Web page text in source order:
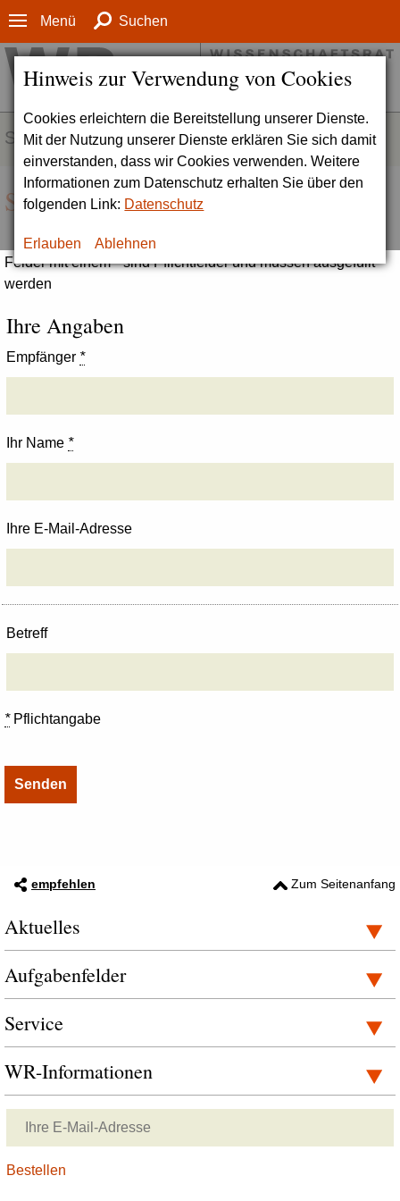
Hinweis zur Verwendung von Cookies
Cookies erleichtern die Bereitstellung unserer Dienste.
Mit der Nutzung unserer Dienste erklären Sie sich damit
einverstanden, dass wir Cookies verwenden. Weitere
Informationen zum Datenschutz erhalten Sie über den
folgenden Link: Datenschutz
Erlauben Ablehnen
Menü Suchen
SERVICE
Seite empfehlen
Felder mit einem * sind Pflichtfelder und müssen ausgefüllt
werden
Ihre Angaben
Empfänger *
Ihr Name *
Ihre E-Mail-Adresse
Betreff
*Pflichtangabe
empfehlen Zum Seitenanfang
Aktuelles
Aufgabenfelder
Service
WR-Informationen